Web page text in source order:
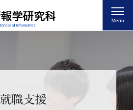
Menu
就職支援